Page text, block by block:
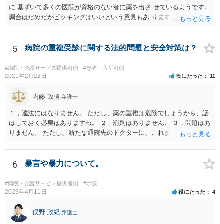
に 基ずいて多くの医院が資格のない者に薬を出さ せているようです。
調合はだめだがピッキングはいいという意見もあ りますね。 また患者
いますね。 院外とではかなり金額が低くなるようです。 したがって、
違法とは断じきれないですね。 あなたが罪になることは、まったくあ
りません。 やめるなら、２週間ルールにのっとってやめたほう がいい
でしょう。
5 病院の重複受診に関する法的問題と安全対策は？
#病院・介護サービス提供者側 #患者・入所者側
2021年2月22日 役にたった 11
内藤 政信 弁護士
１，違法にはなりません。 ただし、薬の重複は危険でしょうから、話
はしておく必要はありますね。 ２，罰則はありません。 ３，問題はあ
りません。 ただし、新たな通院先のドクターに、これまでの経緯を話
6 暴言や暴力について。
#病院・介護サービス提供者側 #示談
2023年4月11日 役にたった 4
俣野 政紀 弁護士